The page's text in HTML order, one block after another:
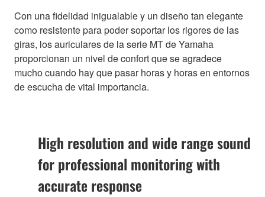
Con una fidelidad inigualable y un diseño tan elegante
como resistente para poder soportar los rigores de las
giras, los auriculares de la serie MT de Yamaha
proporcionan un nivel de confort que se agradece
mucho cuando hay que pasar horas y horas en entornos
de escucha de vital importancia.
High resolution and wide range sound
for professional monitoring with
accurate response